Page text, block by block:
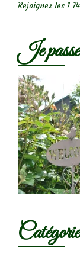
Rejoignez les 1
Je